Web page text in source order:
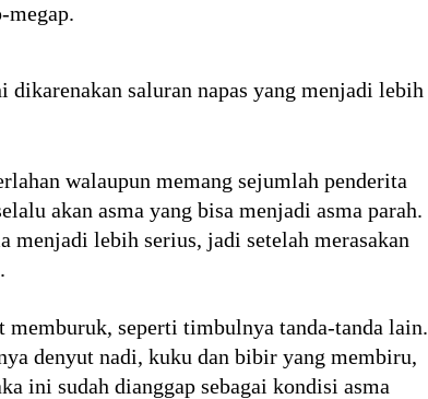
megap.
saluran napas yang menjadi lebih
walaupun memang sejumlah penderita
akan asma yang bisa menjadi asma parah.
menjadi lebih serius, jadi setelah merasakan
memburuk, seperti timbulnya tanda-tanda lain.
denyut nadi, kuku dan bibir yang membiru,
ini sudah dianggap sebagai kondisi asma